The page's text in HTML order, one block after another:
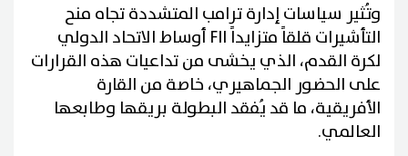
وتُثير سياسات إدارة ترامب المتشددة تجاه منح
التأشيرات قلقاً متزايداً FII أوساط الاتحاد الدولي
لكرة القدم، الذي يخشى من تداعيات هذه القرارات
على الحضور الجماهيري، خاصة من القارة
الأفريقية، ما قد يُفقد البطولة بريقها وطابعها
العالمي.